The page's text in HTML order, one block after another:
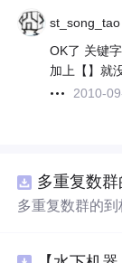
st_song_tao
OK了 关键
加上【】就
2010-
多重复数
多重复数群的